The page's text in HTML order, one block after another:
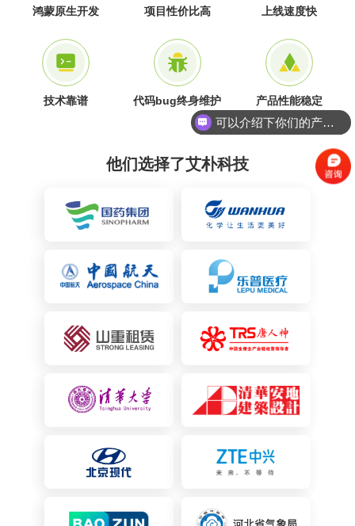
鸿蒙原生开发 项目性价比高 上线速度快
技术靠谱 代码bug终身维护 产品性能稳定
他们选择了艾朴科技
可以介绍下你们的产品么